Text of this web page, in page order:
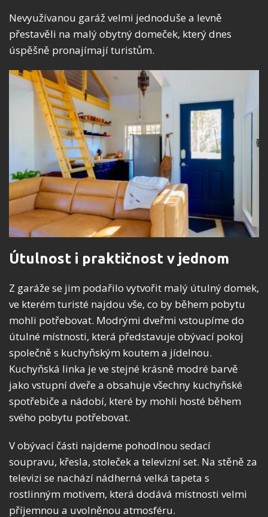
Nevyužívanou garáž velmi jednoduše a levně
přestavěli na malý obytný domeček, který dnes
úspěšně pronajímají turistům.
Útulnost i praktičnost v jednom
Z garáže se jim podařilo vytvořit malý útulný domek,
ve kterém turisté najdou vše, co by během pobytu
mohli potřebovat. Modrými dveřmi vstoupíme do
útulné místnosti, která představuje obývací pokoj
společně s kuchyňským koutem a jídelnou.
Kuchyňská linka je ve stejné krásně modré barvě
jako vstupní dveře a obsahuje všechny kuchyňské
spotřebiče a nádobí, které by mohli hosté během
svého pobytu potřebovat.
V obývací části najdeme pohodlnou sedací
soupravu, křesla, stoleček a televizní set. Na stěně za
televizi se nachází nádherná velká tapeta s
rostlinným motivem, která dodává místnosti velmi
příjemnou a uvolněnou atmosféru.